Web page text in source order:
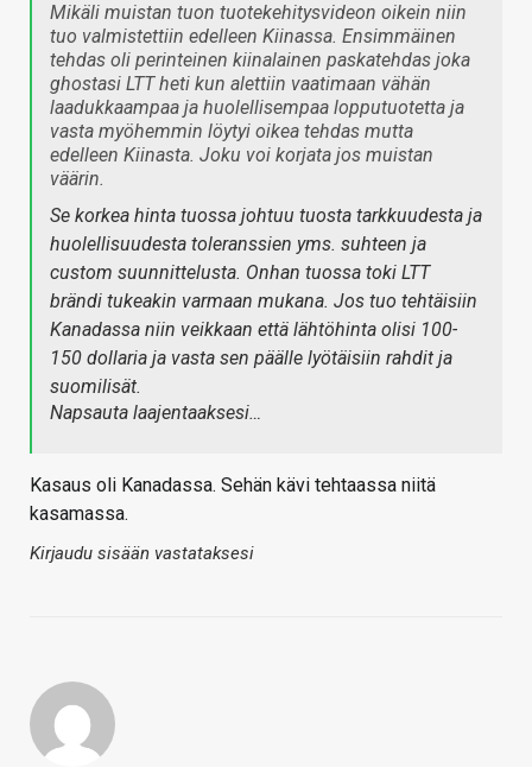
Mikäli muistan tuon tuotekehitysvideon oikein niin
tuo valmistettiin edelleen Kiinassa. Ensimmäinen
tehdas oli perinteinen kiinalainen paskatehdas joka
ghostasi LTT heti kun alettiin vaatimaan vähän
laadukkaampaa ja huolellisempaa lopputuotetta ja
vasta myöhemmin löytyi oikea tehdas mutta
edelleen Kiinasta. Joku voi korjata jos muistan
väärin.
Se korkea hinta tuossa johtuu tuosta tarkkuudesta ja
huolellisuudesta toleranssien yms. suhteen ja
custom suunnittelusta. Onhan tuossa toki LTT
brändi tukeakin varmaan mukana. Jos tuo tehtäisiin
Kanadassa niin veikkaan että lähtöhinta olisi 100-
150 dollaria ja vasta sen päälle lyötäisiin rahdit ja
suomilisät.
Napsauta laajentaaksesi…
Kasaus oli Kanadassa. Sehän kävi tehtaassa niitä
kasamassa.
Kirjaudu sisään vastataksesi